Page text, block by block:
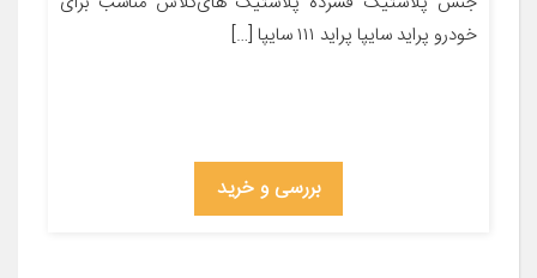
خودرو پراید سایپا پراید ۱۱۱ سایپا […]
بررسی و خرید